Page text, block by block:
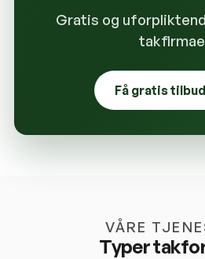
Gratis og
Få gratis
VÅRE
Typer